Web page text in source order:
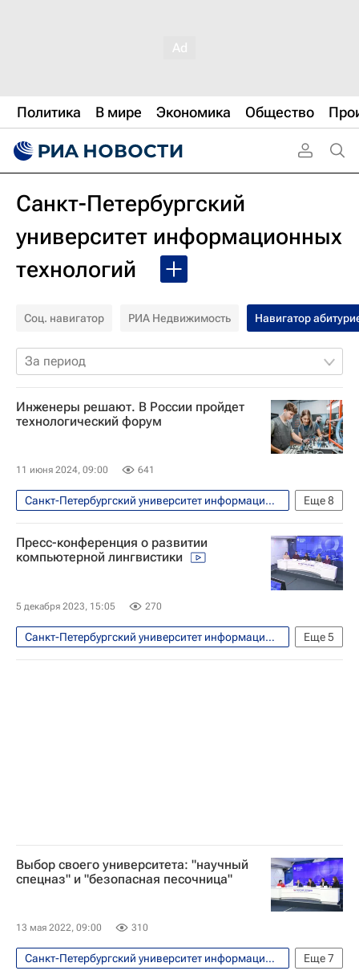
Политика В мире Экономика Общество
Санкт-Петербургский
университет информационных
технологий
Соц. навигатор РИА Недвижимость Навигатор
За период
Инженеры решают. В России пройдет
технологический форум
11 июня 2024, 09:00 641
Еще8
Санкт-Петербургский университет информационных технологий
Навигатор абитуриента
Общество
Россия
Ростов-на-Дону
Балтийский федеральный университет
Донской государственный технический университет
Форум
Пресс-конференция о развитии
компьютерной лингвистики
5 декабря 2023, 15:05 270
Еще5
Санкт-Петербургский университет информационных технологий
Навигатор абитуриента
Россия
Выбор своего университета: "научный
спецназ" и "безопасная песочница"
13 мая 2022, 09:00 310
Еще7
Санкт-Петербургский университет информационных технологий